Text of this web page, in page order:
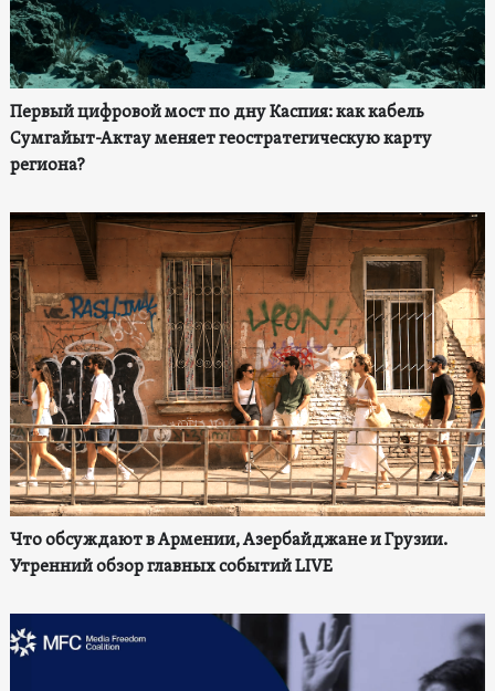
Первый цифровой мост по дну Каспия: как кабель
Сумгайыт-Актау меняет геостратегическую карту
региона?
Что обсуждают в Армении, Азербайджане и Грузии.
Утренний обзор главных событий LIVE